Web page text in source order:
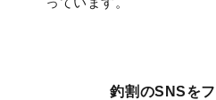
釣割のSNSを